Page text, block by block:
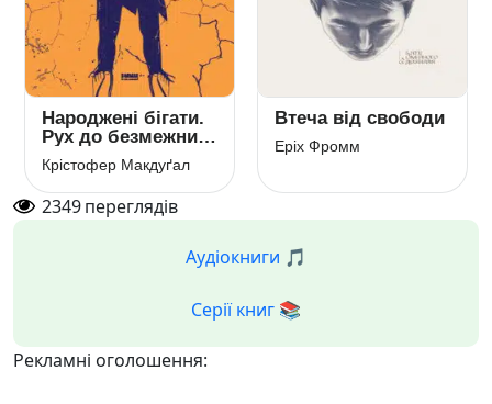
Народжені бігати.
Рух до безмежних
можливостей
Крістофер Макдуґал
Втеча від свободи
Еріх Фромм
2349переглядів
Аудіокниги 🎵
Серії книг 📚
Рекламні оголошення: